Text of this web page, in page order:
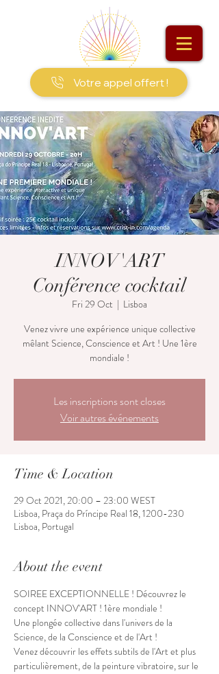
Votre appel offert !
INNOV'ART
Conférence cocktail
Fri 29 Oct
  |
Lisboa
Venez vivre une expérience unique collective
mêlant Science, Conscience et Art ! Une 1ère
mondiale !
Les inscriptions sont closes
Voir autres événements
Time & Location
29 Oct 2021, 20:00 – 23:00 WEST
Lisboa, Praça do Príncipe Real 18, 1200-230
Lisboa, Portugal
About the event
SOIREE EXCEPTIONNELLE ! Découvrez le
concept INNOV'ART ! 1ère mondiale !
Une plongée collective dans l'univers de la
Science, de la Conscience et de l'Art !
Venez découvrir les effets subtils de l'Art et plus
particulièrement, de la peinture vibratoire, sur le